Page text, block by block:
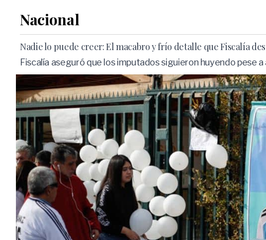
Nacional
Nadie lo puede creer: El macabro y frío detalle que Fiscalía
Fiscalía aseguró que los imputados siguieron huyendo pese